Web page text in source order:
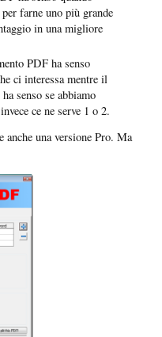
farne uno più grande
in una migliore
PDF ha senso
ci interessa mentre il
senso se abbiamo
ce ne serve 1 o 2.
anche una versione Pro. Ma